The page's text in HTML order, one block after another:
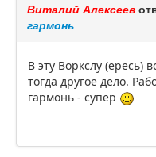
Виталий Алексеев
гармонь
В эту Воркслу (ересь)
тогда другое дело.
гармонь - супер